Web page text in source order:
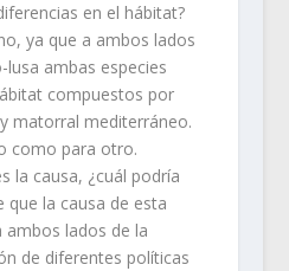
en el hábitat?
ya que a ambos lados
ambas especies
compuestos por
matorral mediterráneo.
como para otro.
la causa, ¿cuál podría
que la causa de esta
ambos lados de la
de diferentes políticas